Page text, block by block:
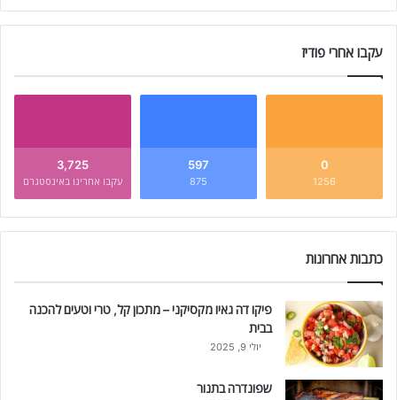
עקבו אחרי פודיז
0
1256
597
875
3,725
עקבו אחרינו באינסטגרם
כתבות אחרונות
פיקו דה גאיו מקסיקני – מתכון קל, טרי וטעים להכנה
בבית
יולי 9, 2025
שפונדרה בתנור